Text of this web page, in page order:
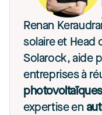
Renan
solaire et Head
Solarock, aide
entreprises à
photovoltaïques
expertise en